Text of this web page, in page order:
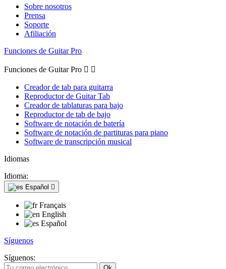
Sobre nosotros
Prensa
Soporte
Afiliación
Funciones de Guitar Pro
Funciones de Guitar Pro  
Creador de tab para guitarra
Reproductor de Guitar Tab
Creador de tablaturas para bajo
Reproductor de tab de bajo
Software de notación de batería
Software de notación de partituras para piano
Software de transcripción musical
Idiomas
Idioma:
Español 
Français
English
Español
Síguenos
Síguenos: